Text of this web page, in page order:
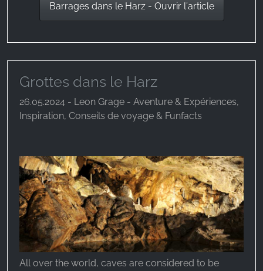
Barrages dans le Harz - Ouvrir l'article
Grottes dans le Harz
26.05.2024 - Leon Grage - Aventure & Expériences,
Inspiration, Conseils de voyage & Funfacts
All over the world, caves are considered to be